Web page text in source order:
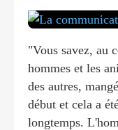
"Vous savez, au
hommes et les
des autres,
début et cela a
longtemps.